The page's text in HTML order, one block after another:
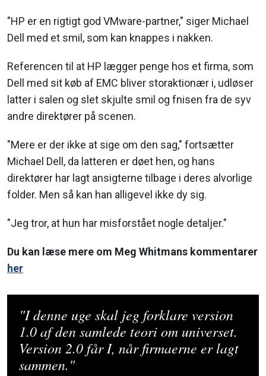
"HP er en rigtigt god VMware-partner," siger Michael
Dell med et smil, som kan knappes i nakken.
Referencen til at HP lægger penge hos et firma, som
Dell med sit køb af EMC bliver storaktionær i, udløser
latter i salen og slet skjulte smil og fnisen fra de syv
andre direktører på scenen.
"Mere er der ikke at sige om den sag," fortsætter
Michael Dell, da latteren er døet hen, og hans
direktører har lagt ansigterne tilbage i deres alvorlige
folder. Men så kan han alligevel ikke dy sig.
"Jeg tror, at hun har misforstået nogle detaljer."
Du kan læse mere om Meg Whitmans kommentarer
her
"I denne uge skal jeg forklare version
1.0 af den samlede teori om universet.
Version 2.0 får I, når firmaerne er lagt
sammen."